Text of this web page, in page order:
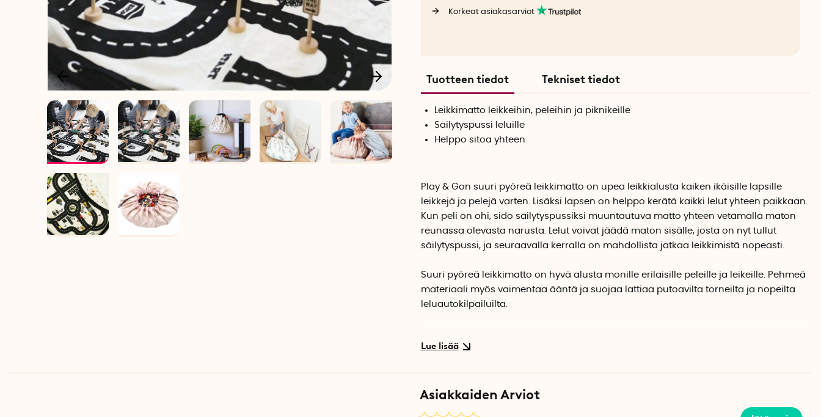
Korkeat asiakasarviot
Tuotteen tiedot Tekniset tiedot
Leikkimatto leikkeihin, peleihin ja piknikeille
Säilytyspussi leluille
Helppo sitoa yhteen
Play & Gon suuri pyöreä leikkimatto on upea leikkialusta kaiken ikäisille lapsille
leikkejä ja pelejä varten. Lisäksi lapsen on helppo kerätä kaikki lelut yhteen paikkaan.
Kun peli on ohi, sido säilytyspussiksi muuntautuva matto yhteen vetämällä maton
reunassa olevasta narusta. Lelut voivat jäädä maton sisälle, josta on nyt tullut
säilytyspussi, ja seuraavalla kerralla on mahdollista jatkaa leikkimistä nopeasti.
Suuri pyöreä leikkimatto on hyvä alusta monille erilaisille peleille ja leikeille. Pehmeä
materiaali myös vaimentaa ääntä ja suojaa lattiaa putoavilta torneilta ja nopeilta
leluautokilpailuilta.
pinnan alla. Tutki kaikkia meren syvyyksiä ja salaisuuksia!
Asiakkaiden Arviot